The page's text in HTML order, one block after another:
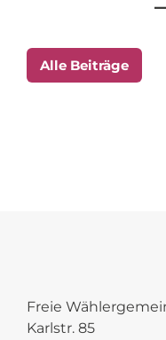
Alle Beiträge
Freie
Karlstr. 85